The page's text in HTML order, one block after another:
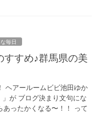
毎日
すすめ♪群馬県の美
ヘアールームビビ池田ゆか
が ブログ決まり文句にな
ったかくなる〜！！ って